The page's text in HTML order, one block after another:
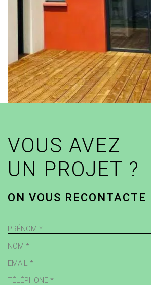
VOUS AVEZ
UN PROJET ?
ON VOUS RECONTACTE